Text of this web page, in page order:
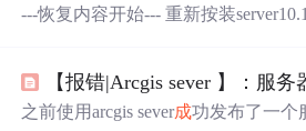
rcgisserver相关的目录和上一次安装的
---恢复内容开始--- 重新按装
反馈这问题，最初以为是因为360等
发现，即使机器关闭防火墙，杀毒，
之前使用arcgis sever成功发布了一个